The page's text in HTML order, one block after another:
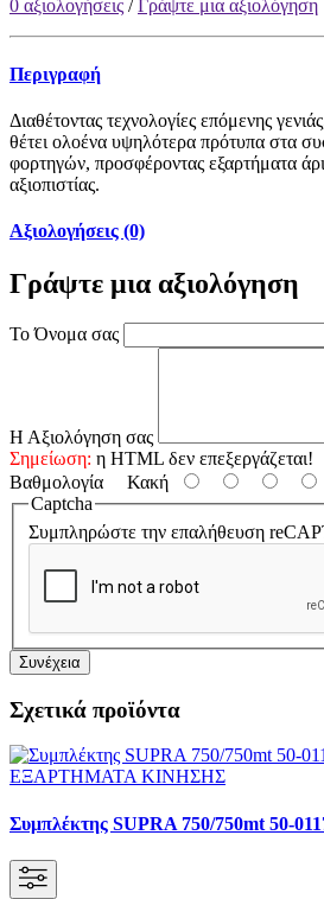
0 αξιολογήσεις /Γράψτε μια αξιολόγηση
Περιγραφή
Διαθέτοντας τεχνολογίες επόμενης
θέτει ολοένα υψηλότερα πρότυπα στα
φορτηγών, προσφέροντας εξαρτήματα
αξιοπιστίας.
Αξιολογήσεις (0)
Γράψτε μια αξιολόγηση
Το Όνομα σας
Η Αξιολόγηση σας
Σημείωση: η HTML δεν επεξεργάζεται!
Βαθμολογία Κακή
Captcha
Συμπληρώστε την επαλήθευση
Συνέχεια
Σχετικά προϊόντα
Συμπλέκτης SUPRA 750/750mt 50-